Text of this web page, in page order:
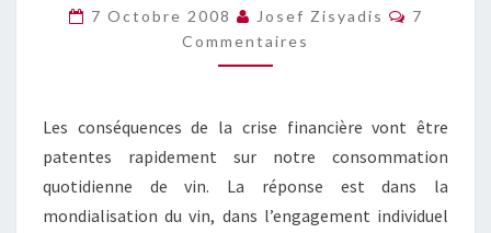
NOTRE
VIN
7 Octobre 2008 Josef Zisyadis
7
Commentaires
Les conséquences de la crise financière vont être
patentes rapidement sur notre consommation
quotidienne de vin. La réponse est dans la
mondialisation du vin, dans l’engagement individuel